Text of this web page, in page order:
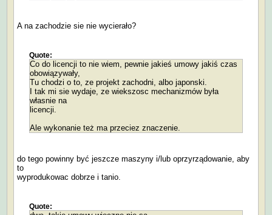
A na zachodzie sie nie wycierało?
Quote:
Co do licencji to nie wiem, pewnie jakieś umowy jakiś czas
obowiązywały,
Tu chodzi o to, ze projekt zachodni, albo japonski.
I tak mi sie wydaje, ze wiekszosc mechanizmów była
własnie na
licencji.
Ale wykonanie też ma przeciez znaczenie.
do tego powinny być jeszcze maszyny i/lub oprzyrządowanie, aby
to
wyprodukowac dobrze i tanio.
Quote: